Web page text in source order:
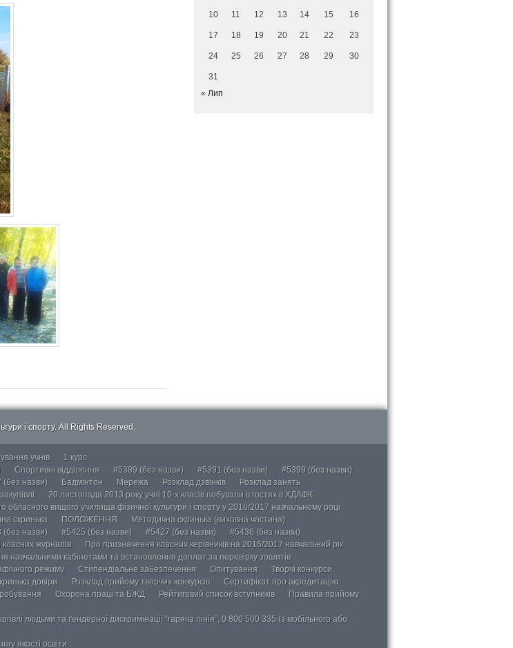
10 11 12 13 14 15 16
17 18 19 20 21 22 23
24 25 26 27 28 29 30
31
« Лип
і спорту. All Rights Reserved.
учнів
1 курс
Спортивні відділення #5389 (без назви) #5391 (без назви)
#5399 (без назви)
(без назви) Бадмінтон Мережа Розклад дзвінків
Розклад занять
20 листопада 2013 року учні 10-х класів побували в гостях в ХДАФК.
обласного вищого училища фізичної культури і спорту у 2016/2017 навчальному році
скринька ПОЛОЖЕННЯ
Методична скринька (виховна частина)
(без назви) #5425 (без назви) #5427 (без назви)
#5436 (без назви)
журналів
Про призначення класних керівників на 2016/2017 навчальний рік
навчальними кабінетами та встановлення доплат за перевірку зошитів
режиму
Стипендіальне забезпечення Опитування
Творчі конкурси
довіри Розклад прийому творчих конкурсів
Сертифікат про акредитацію
Охорона праці та БЖД Рейтиговий список вступників
Правила прийому
людьми та ґендерної дискримінації “гаряча лінія”, 0 800 500 335 (з мобільного або
якості освіти